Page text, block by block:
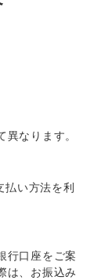
なります。
い方法を利
行口座をご案
は、お振込み